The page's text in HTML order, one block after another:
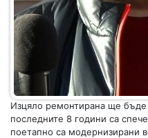
Изцяло ремонтирана ще
последните 8 години са
поетапно са модернизирани